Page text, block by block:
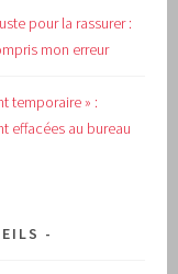
pour la rassurer :
mon erreur
temporaire » :
effacées au bureau